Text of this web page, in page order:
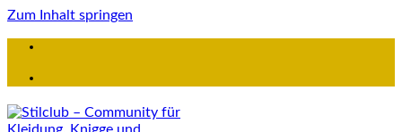
Zum Inhalt springen